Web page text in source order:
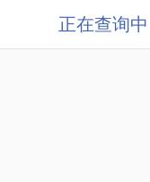
正在查询中